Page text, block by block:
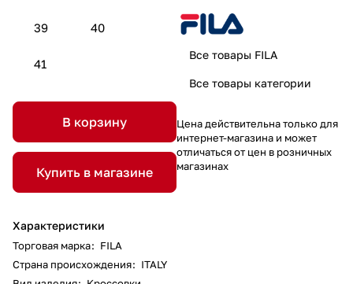
39 40
41
В корзину
Купить в магазине
Характеристики
Торговая марка: FILA
Страна происхождения: ITALY
Все товары FILA
Все товары категории
Цена действительна только для
интернет-магазина и может
отличаться от цен в розничных
магазинах